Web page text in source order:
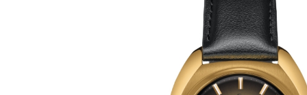
Klasyczne
Sportowe
Luksusowe
Nurkowe
Klasyczne
Sportowe
Luksusowe
Nurkowe
Boccia Titanium
Festina
FLIK-
G-Shock